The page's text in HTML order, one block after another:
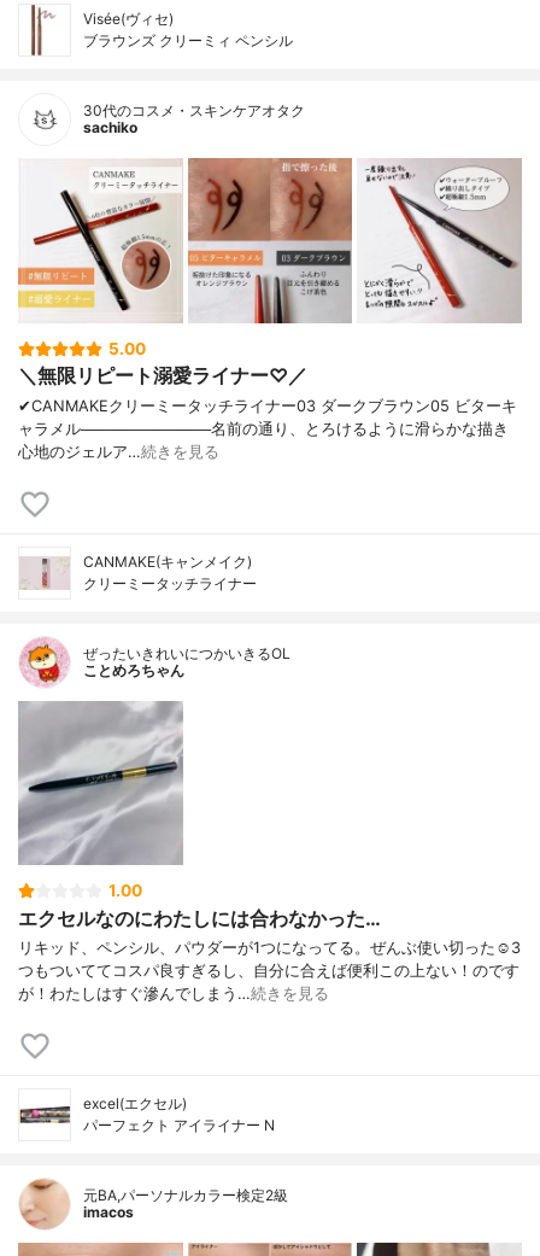
Visée(ヴィセ)
ブラウンズ クリーミィ ペンシル
30代のコスメ・スキンケアオタク
sachiko
5.00
＼無限リピート溺愛ライナー♡／
✔︎CANMAKEクリーミータッチライナー03 ダークブラウン05 ビターキ
ャラメル────────────名前の通り、とろけるように滑らかな描き
心地のジェルア…続きを見る
CANMAKE(キャンメイク)
クリーミータッチライナー
ぜったいきれいにつかいきるOL
ことめろちゃん
1.00
エクセルなのにわたしには合わなかった…
リキッド、ペンシル、パウダーが1つになってる。ぜんぶ使い切った☺️3
つもついててコスパ良すぎるし、自分に合えば便利この上ない！のです
が！わたしはすぐ滲んでしまう…続きを見る
excel(エクセル)
パーフェクト アイライナー N
元BA,パーソナルカラー検定2級
imacos